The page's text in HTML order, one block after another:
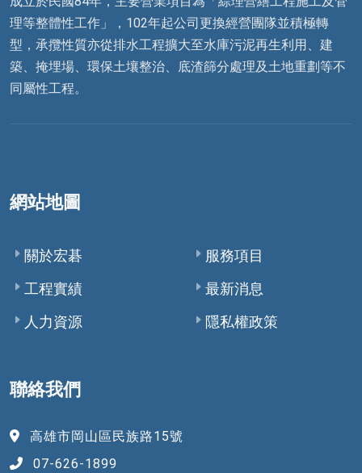
理等整體性工作」，102年起公司更換經營團隊並積極轉
型，承攬性質亦從排水工程擴大至水庫污泥再生利用、建
築、掩埋場、環保土壤整治、底渣篩分處理及土地重劃等不
同屬性工程。
網站地圖
關於宏碁
工程實績
人力資源
服務項目
最新消息
隱私權政策
聯絡我們
高雄市岡山區民族路15號
07-626-1899